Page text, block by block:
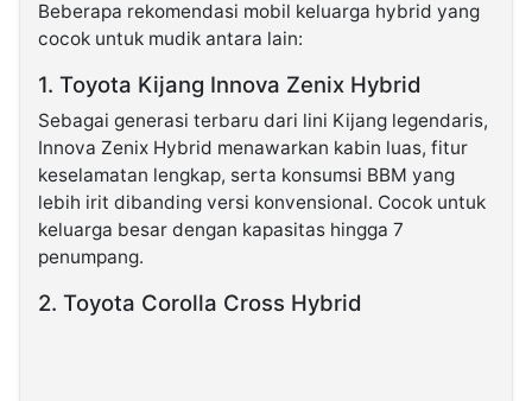
Beberapa rekomendasi mobil keluarga hybrid yang
cocok untuk mudik antara lain:
1. Toyota Kijang Innova Zenix Hybrid
Sebagai generasi terbaru dari lini Kijang legendaris,
Innova Zenix Hybrid menawarkan kabin luas, fitur
keselamatan lengkap, serta konsumsi BBM yang
lebih irit dibanding versi konvensional. Cocok untuk
keluarga besar dengan kapasitas hingga 7
penumpang.
2. Toyota Corolla Cross Hybrid